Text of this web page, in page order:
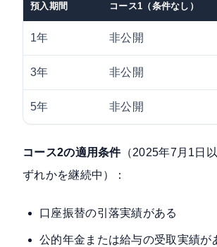
預入期間 コース1（条件なし）
1年 非公開
3年 非公開
5年 非公開
コース2の適用条件（2025年7月1日
ずれかを継続中）：
口座振替の引落実績がある
公的年金または給与の受取実績が